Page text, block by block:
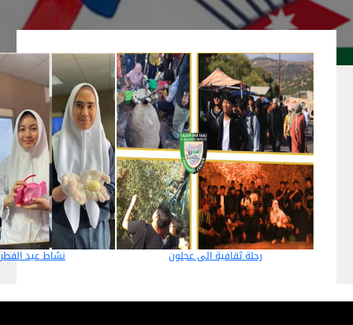
رحلة ثقافية الى عجلون نشاط عيد